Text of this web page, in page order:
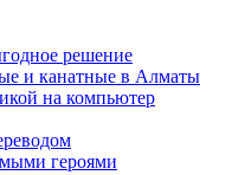
решение
и канатные в Алматы
на компьютер
героями